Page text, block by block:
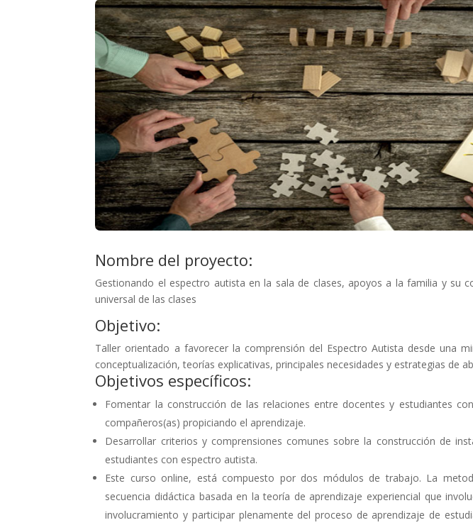
Nombre del proyecto:
Gestionando el espectro autista en la sala de clases, apoyos a la familia y su
universal de las clases
Objetivo:
Taller orientado a favorecer la comprensión del Espectro Autista desde una
conceptualización, teorías explicativas, principales necesidades y estrategias de
Objetivos específicos:
Fomentar la construcción de las relaciones entre docentes y estudiantes
compañeros(as) propiciando el aprendizaje.
Desarrollar criterios y comprensiones comunes sobre la construcción de
estudiantes con espectro autista.
Este curso online, está compuesto por dos módulos de trabajo. La
secuencia didáctica basada en la teoría de aprendizaje experiencial que
involucramiento y participar plenamente del proceso de aprendizaje de